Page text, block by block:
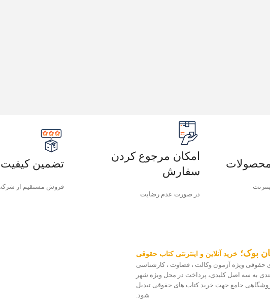
امکان مرجوع کردن
سفارش
در صورت عدم رضایت
تضمین
فروش مستقیم از
بوک؛ خرید آنلاین و اینترنتی کتاب حقوقی
حقوقی ویژه آزمون وکالت ، قضاوت ، کارشناسی
به سه اصل کلیدی، پرداخت در محل ویژه شهر
جامع جهت خرید کتاب های حقوقی تبدیل
شود.